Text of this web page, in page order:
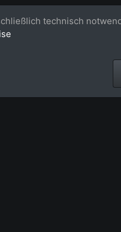
Bildagentur
technisch